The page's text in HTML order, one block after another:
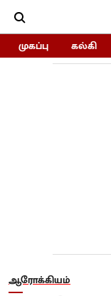
முகப்பு கல்கி
ஆரோக்கியம்